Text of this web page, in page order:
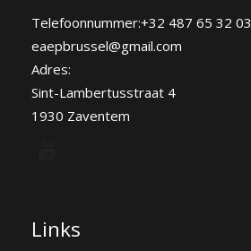
Telefoonnummer:+32 487 65 32 03
eaepbrussel@gmail.com
Adres:
Sint-Lambertusstraat 4
1930 Zaventem
Links